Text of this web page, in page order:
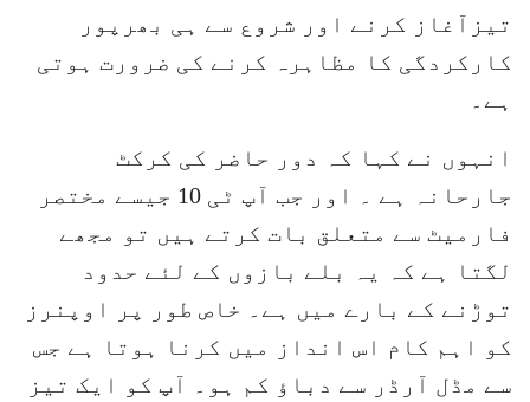
تیزآغاز کرنے اور شروع سے ہی بھرپور
کارکردگی کا مظاہرہ کرنے کی ضرورت ہوتی
ہے۔
انہوں نے کہا کہ دور حاضر کی کرکٹ
جارحانہ ہے ۔ اور جب آپ ٹی 10 جیسے مختصر
فارمیٹ سے متعلق بات کرتے ہیں تو مجھے
لگتا ہے کہ یہ بلے بازوں کے لئے حدود
توڑنے کے بارے میں ہے۔ خاص طور پر اوپنرز
کو اہم کام اس انداز میں کرنا ہوتا ہے جس
سے مڈل آرڈر سے دباؤ کم ہو۔ آپ کو ایک تیز